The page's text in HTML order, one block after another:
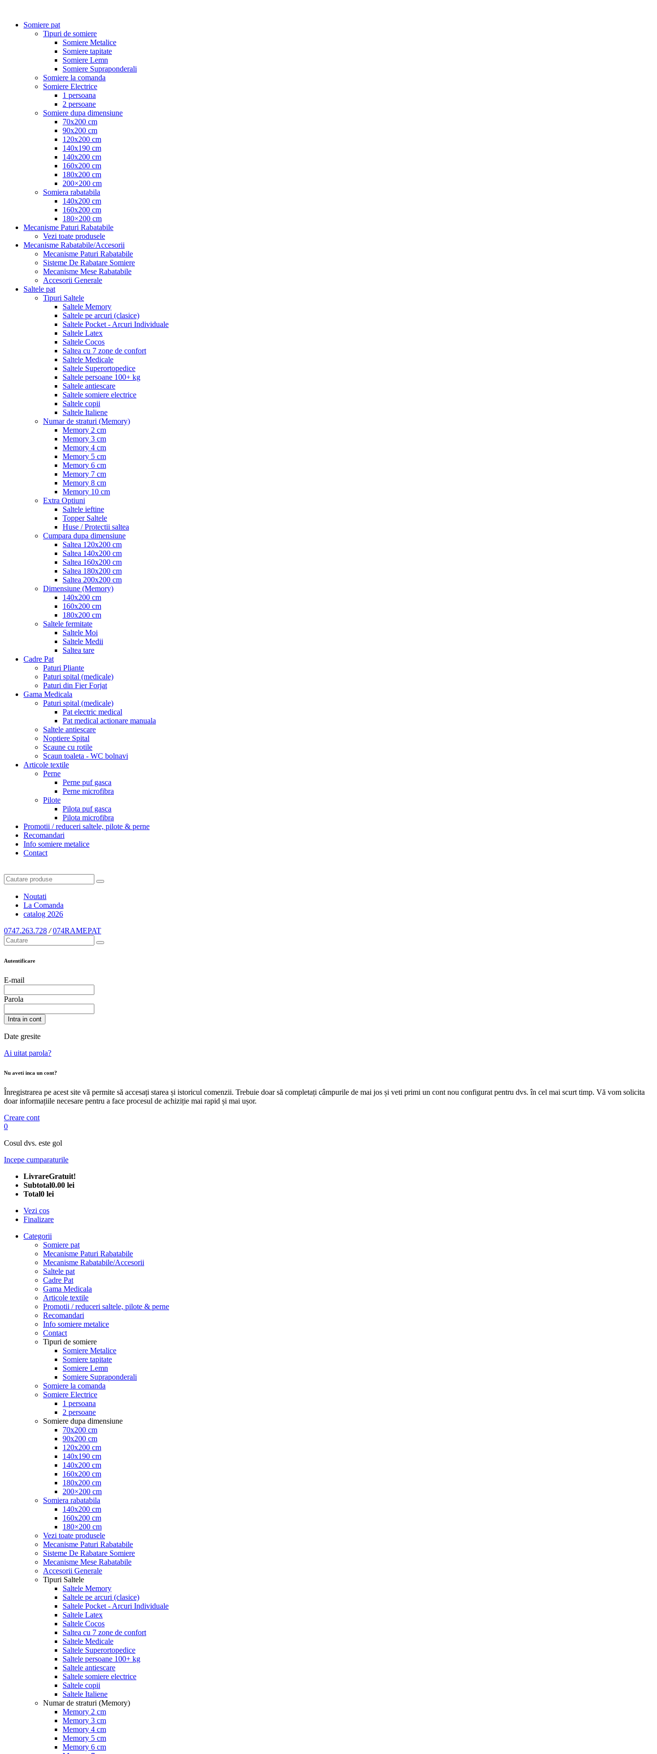
Somiere pat
Tipuri de somiere
Somiere Metalice
Somiere tapitate
Somiere Lemn
Somiere Supraponderali
Somiere la comanda
Somiere Electrice
1 persoana
2 persoane
Somiere dupa dimensiune
70x200 cm
90x200 cm
120x200 cm
140x190 cm
140x200 cm
160x200 cm
180x200 cm
200×200 cm
Somiera rabatabila
140x200 cm
160x200 cm
180×200 cm
Mecanisme Paturi Rabatabile
Vezi toate produsele
Mecanisme Rabatabile/Accesorii
Mecanisme Paturi Rabatabile
Sisteme De Rabatare Somiere
Mecanisme Mese Rabatabile
Accesorii Generale
Saltele pat
Tipuri Saltele
Saltele Memory
Saltele pe arcuri (clasice)
Saltele Pocket - Arcuri Individuale
Saltele Latex
Saltele Cocos
Saltea cu 7 zone de confort
Saltele Medicale
Saltele Superortopedice
Saltele persoane 100+ kg
Saltele antiescare
Saltele somiere electrice
Saltele copii
Saltele Italiene
Numar de straturi (Memory)
Memory 2 cm
Memory 3 cm
Memory 4 cm
Memory 5 cm
Memory 6 cm
Memory 7 cm
Memory 8 cm
Memory 10 cm
Extra Optiuni
Saltele ieftine
Topper Saltele
Huse / Protectii saltea
Cumpara dupa dimensiune
Saltea 120x200 cm
Saltea 140x200 cm
Saltea 160x200 cm
Saltea 180x200 cm
Saltea 200x200 cm
Dimensiune (Memory)
140x200 cm
160x200 cm
180x200 cm
Saltele fermitate
Saltele Moi
Saltele Medii
Saltea tare
Cadre Pat
Paturi Pliante
Paturi spital (medicale)
Paturi din Fier Forjat
Gama Medicala
Paturi spital (medicale)
Pat electric medical
Pat medical actionare manuala
Saltele antiescare
Noptiere Spital
Scaune cu rotile
Scaun toaleta - WC bolnavi
Articole textile
Perne
Perne puf gasca
Perne microfibra
Pilote
Pilota puf gasca
Pilota microfibra
Promotii / reduceri saltele, pilote & perne
Recomandari
Info somiere metalice
Contact
Noutati
La Comanda
catalog 2026
0747.263.728 / 074RAMEPAT
Autentificare
E-mail
Parola
Intra in cont
Date gresite
Ai uitat parola?
Nu aveti inca un cont?
Înregistrarea pe acest site vă permite să accesați starea și istoricul comenzii. Trebuie doar să completați câmpurile de mai jos și veti primi un cont nou configurat pentru dvs. în cel mai scurt timp. Vă vom solicita
doar informațiile necesare pentru a face procesul de achiziție mai rapid și mai ușor.
Creare cont
0
Cosul dvs. este gol
Incepe cumparaturile
LivrareGratuit!
Subtotal0.00 lei
Total0 lei
Vezi cos
Finalizare
Categorii
Somiere pat
Mecanisme Paturi Rabatabile
Mecanisme Rabatabile/Accesorii
Saltele pat
Cadre Pat
Gama Medicala
Articole textile
Promotii / reduceri saltele, pilote & perne
Recomandari
Info somiere metalice
Contact
Tipuri de somiere
Somiere Metalice
Somiere tapitate
Somiere Lemn
Somiere Supraponderali
Somiere la comanda
Somiere Electrice
1 persoana
2 persoane
Somiere dupa dimensiune
70x200 cm
90x200 cm
120x200 cm
140x190 cm
140x200 cm
160x200 cm
180x200 cm
200×200 cm
Somiera rabatabila
140x200 cm
160x200 cm
180×200 cm
Vezi toate produsele
Mecanisme Paturi Rabatabile
Sisteme De Rabatare Somiere
Mecanisme Mese Rabatabile
Accesorii Generale
Tipuri Saltele
Saltele Memory
Saltele pe arcuri (clasice)
Saltele Pocket - Arcuri Individuale
Saltele Latex
Saltele Cocos
Saltea cu 7 zone de confort
Saltele Medicale
Saltele Superortopedice
Saltele persoane 100+ kg
Saltele antiescare
Saltele somiere electrice
Saltele copii
Saltele Italiene
Numar de straturi (Memory)
Memory 2 cm
Memory 3 cm
Memory 4 cm
Memory 5 cm
Memory 6 cm